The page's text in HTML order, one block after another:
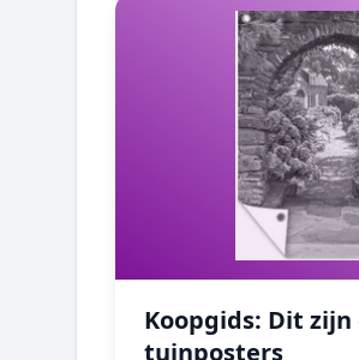
Koopgids: Dit zijn
tuinposters